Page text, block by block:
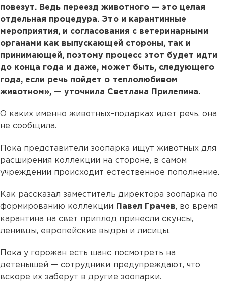
повезут. Ведь переезд животного — это целая
отдельная процедура. Это и карантинные
мероприятия, и согласования с ветеринарными
органами как выпускающей стороны, так и
принимающей, поэтому процесс этот будет идти
до конца года и даже, может быть, следующего
года, если речь пойдет о теплолюбивом
животном», — уточнила Светлана Прилепина.
О каких именно животных-подарках идет речь, она
не сообщила.
Пока представители зоопарка ищут животных для
расширения коллекции на стороне, в самом
учреждении происходит естественное пополнение.
Как рассказал заместитель директора зоопарка по
формированию коллекции
Павел Грачев, во время
карантина на свет приплод принесли скунсы,
ленивцы, европейские выдры и лисицы.
Пока у горожан есть шанс посмотреть на
детенышей — сотрудники предупреждают, что
вскоре их заберут в другие зоопарки.